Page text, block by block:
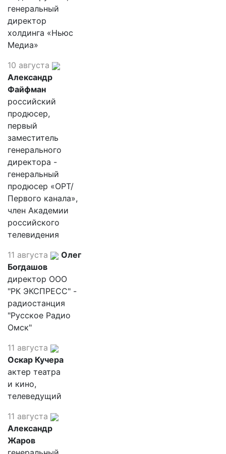
генеральный
директор
холдинга «Ньюс
Медиа»
10 августа
Александр
Файфман
российский
продюсер,
первый
заместитель
генерального
директора -
генеральный
продюсер «ОРТ/
Первого канала»,
член Академии
российского
телевидения
11 августа
Олег
Богдашов
директор ООО
"РК ЭКСПРЕСС" -
радиостанция
"Русское Радио
Омск"
11 августа
Оскар Кучера
актер театра
и кино,
телеведущий
11 августа
Александр
Жаров